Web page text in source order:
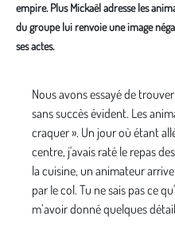
empire. Plus Mickaël adresse les
du groupe lui renvoie une image
ses actes.
Nous avons essayé de
sans succès évident. Les
craquer ». Un jour où étant
centre, j'avais raté le repas
la cuisine, un animateur
par Ie col. Tu ne sais pas ce
m’avoir donné quelques